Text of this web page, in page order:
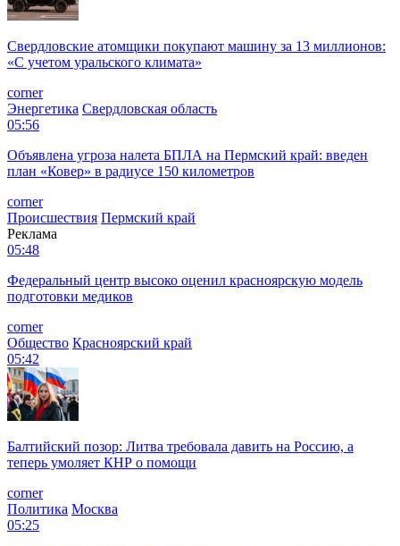
Свердловские атомщики покупают машину за 13 миллионов:
«С учетом уральского климата»
corner
Энергетика Свердловская область
05:56
Объявлена угроза налета БПЛА на Пермский край: введен
план «Ковер» в радиусе 150 километров
corner
Происшествия Пермский край
Реклама
05:48
Федеральный центр высоко оценил красноярскую модель
подготовки медиков
corner
Общество Красноярский край
05:42
Балтийский позор: Литва требовала давить на Россию, а
теперь умоляет КНР о помощи
corner
Политика Москва
05:25